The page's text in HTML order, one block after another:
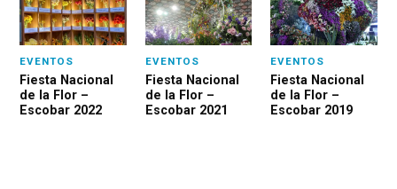
EVENTOS
Fiesta Nacional
de la Flor –
Escobar 2022
EVENTOS
Fiesta Nacional
de la Flor –
Escobar 2021
EVENTOS
Fiesta Nacional
de la Flor –
Escobar 2019